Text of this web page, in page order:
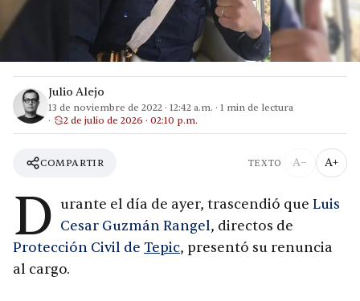
Julio Alejo
13 de noviembre de 2022 · 12:42 a.m. · 1 min de lectura
2 de julio de 2026 · 02:10 p.m.
COMPARTIR TEXTO A− A+
D urante el día de ayer, trascendió que Luis
Cesar Guzmán Rangel, directos de
Protección Civil de Tepic, presentó su renuncia
al cargo.